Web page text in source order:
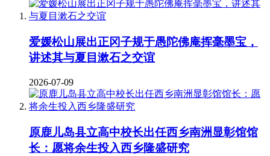
爱媛松山展出正冈子规于愚陀佛庵挥毫墨宝，
讲述其与夏目漱石之交谊
2026-07-09
原鹿儿岛县立高中校长出任西乡南洲显彰馆馆
长：愿将余生投入西乡隆盛研究